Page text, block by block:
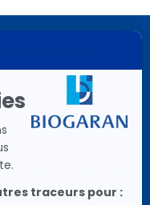
met tout en œuvre
de qualité avec le